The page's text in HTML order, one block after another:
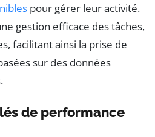
pour gérer leur activité.
gestion efficace des tâches,
facilitant ainsi la prise de
sur des données
de performance